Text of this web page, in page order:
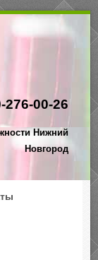
276-00-26
Нижний
Новгород